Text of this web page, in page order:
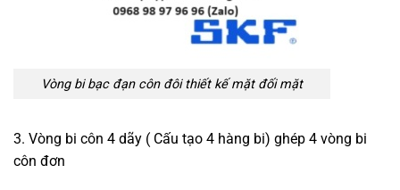
Vòng bi bạc đạn côn đôithiết kế mặt đối mặt
3. Vòng bi côn 4 dãy ( Cấu tạo 4 hàng bi) ghép 4 vòng bi
côn đơn